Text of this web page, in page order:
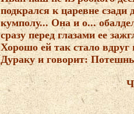
подкрался к царевне
кумполу... Она и о...
сразу перед глазами ее
Хорошо ей так стало
Дураку и говорит: